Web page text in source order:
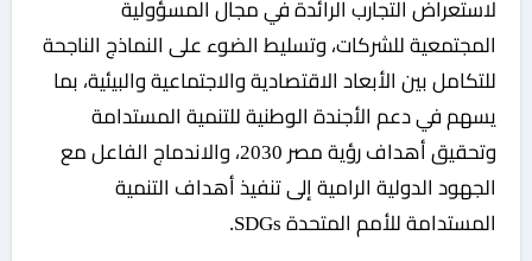
لاستعراض التجارب الرائدة في مجال المسؤولية
المجتمعية للشركات، وتسليط الضوء على النماذج الناجحة
للتكامل بين الأبعاد الاقتصادية والاجتماعية والبيئية، بما
يسهم في دعم الأجندة الوطنية للتنمية المستدامة
وتحقيق أهداف رؤية مصر 2030، والاندماج الفاعل مع
الجهود الدولية الرامية إلى تنفيذ أهداف التنمية
المستدامة للأمم المتحدة SDGs.